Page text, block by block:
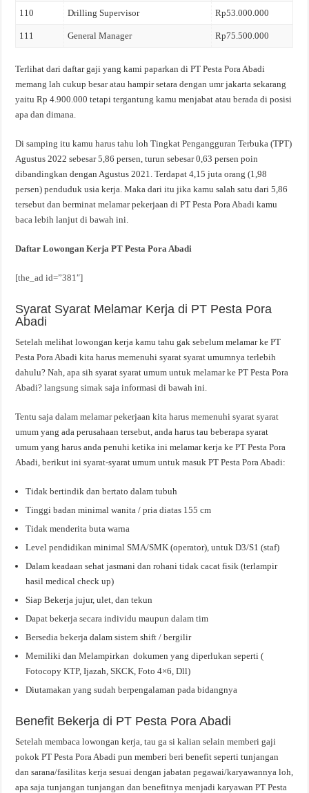
110 Drilling Supervisor Rp53.000.000
111 General Manager Rp75.500.000
Terlihat dari daftar gaji yang kami paparkan di PT Pesta Pora Abadi
memang lah cukup besar atau hampir setara dengan umr jakarta sekarang
yaitu Rp 4.900.000 tetapi tergantung kamu menjabat atau berada di posisi
apa dan dimana.
Di samping itu kamu harus tahu loh Tingkat Pengangguran Terbuka (TPT)
Agustus 2022 sebesar 5,86 persen, turun sebesar 0,63 persen poin
dibandingkan dengan Agustus 2021. Terdapat 4,15 juta orang (1,98
persen) penduduk usia kerja. Maka dari itu jika kamu salah satu dari 5,86
tersebut dan berminat melamar pekerjaan di PT Pesta Pora Abadi kamu
baca lebih lanjut di bawah ini.
Daftar Lowongan Kerja PT Pesta Pora Abadi
[the_ad id=”381″]
Syarat Syarat Melamar Kerja di PT Pesta Pora
Abadi
Setelah melihat lowongan kerja kamu tahu gak sebelum melamar ke PT
Pesta Pora Abadi kita harus memenuhi syarat syarat umumnya terlebih
dahulu? Nah, apa sih syarat syarat umum untuk melamar ke PT Pesta Pora
Abadi? langsung simak saja informasi di bawah ini.
Tentu saja dalam melamar pekerjaan kita harus memenuhi syarat syarat
umum yang ada perusahaan tersebut, anda harus tau beberapa syarat
umum yang harus anda penuhi ketika ini melamar kerja ke PT Pesta Pora
Abadi, berikut ini syarat-syarat umum untuk masuk PT Pesta Pora Abadi:
Tidak bertindik dan bertato dalam tubuh
Tinggi badan minimal wanita / pria diatas 155 cm
Tidak menderita buta warna
Level pendidikan minimal SMA/SMK (operator), untuk D3/S1 (staf)
Dalam keadaan sehat jasmani dan rohani tidak cacat fisik (terlampir
hasil medical check up)
Siap Bekerja jujur, ulet, dan tekun
Dapat bekerja secara individu maupun dalam tim
Bersedia bekerja dalam sistem shift / bergilir
Memiliki dan Melampirkan dokumen yang diperlukan seperti (
Fotocopy KTP, Ijazah, SKCK, Foto 4×6, Dll)
Diutamakan yang sudah berpengalaman pada bidangnya
Benefit Bekerja di PT Pesta Pora Abadi
Setelah membaca lowongan kerja, tau ga si kalian selain memberi gaji
pokok PT Pesta Pora Abadi pun memberi beri benefit seperti tunjangan
dan sarana/fasilitas kerja sesuai dengan jabatan pegawai/karyawannya loh,
apa saja tunjangan tunjangan dan benefitnya menjadi karyawan PT Pesta